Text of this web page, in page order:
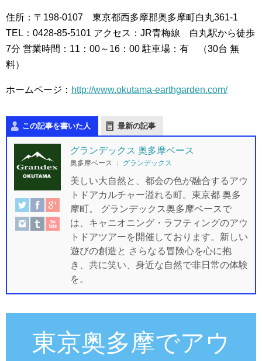
住所：〒198-0107 東京都西多摩郡奥多摩町白丸361-1
TEL：0428-85-5101 アクセス：JR青梅線 白丸駅から徒歩
7分 営業時間：11：00～16：00 駐車場：有 （30台 無
料）
ホームページ： http://www.okutama-earthgarden.com/
この記事を書いた人 最新の記事
グランデックス 奥多摩ベース
奥多摩ベース ： グランデックス
美しい大自然と、都会の色が融合するアウ
トドアカルチャー溢れる町。東京都 奥多
摩町。 グランデックス奥多摩ベースで
は、キャニオニング・ラフティングのアウ
トドアツアーを開催しております。新しい
遊びの創造と さらなる冒険心を心に抱
き、共に笑い、身近な自然で非日常の体験
を。
東京奥多摩でアウ